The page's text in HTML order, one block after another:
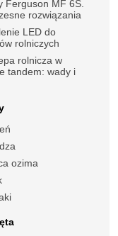
Ferguson MF 6S.
rozwiązania
LED do
rolniczych
rolnicza w
tandem: wady i
ozima